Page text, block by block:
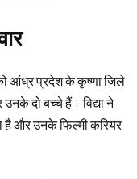
आंध्र प्रदेश के कृष्णा जिले
दो बच्चे हैं। विद्या ने
है और उनके फिल्मी करियर